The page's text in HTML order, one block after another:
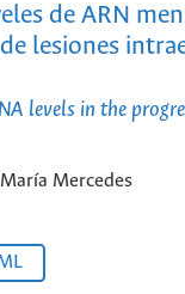
de ARN
lesiones
levels in the
Mercedes